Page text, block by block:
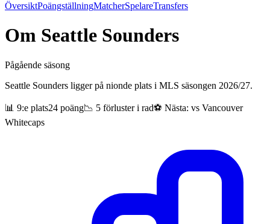
ÖversiktPoängställningMatcherSpelareTransfers
Om Seattle Sounders
Pågående säsong
Seattle Sounders ligger på nionde plats i MLS säsongen 2026/27.
📊 9:e plats24 poäng📉 5 förluster i rad⚽ Nästa: vs Vancouver
Whitecaps